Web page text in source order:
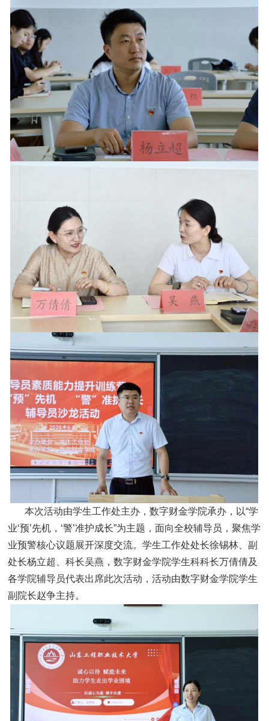
本次活动由学生工作处主办，数字财金学院承办，以“学
业‘预’先机，‘警’准护成长”为主题，面向全校辅导员，聚焦学
业预警核心议题展开深度交流。学生工作处处长徐锡林、副
处长杨立超、科长吴燕，数字财金学院学生科科长万倩倩及
各学院辅导员代表出席此次活动，活动由数字财金学院学生
副院长赵争主持。